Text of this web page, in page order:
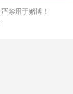
禁用于赌博！